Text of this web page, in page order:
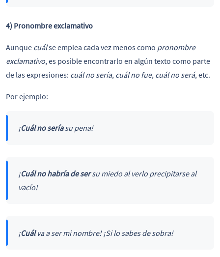
4) Pronombre exclamativo
Aunque cuálse emplea cada vez menos como pronombre
exclamativo, es posible encontrarlo en algún texto como parte
de las expresiones: cuál no sería, cuál no fue, cuál no será, etc.
Por ejemplo:
¡Cuál no seríasu pena!
¡Cuál no habría de sersu miedo al verlo precipitarse al
vacío!
¡Cuálva a ser mi nombre! ¡Si lo sabes de sobra!